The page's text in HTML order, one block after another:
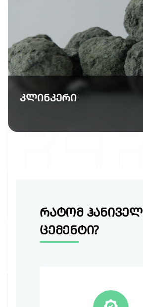
კლინკერი
რატომ ჰანიველ
ცემენტი?